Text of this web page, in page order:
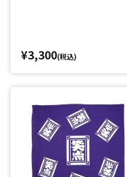
¥3,300(税込)